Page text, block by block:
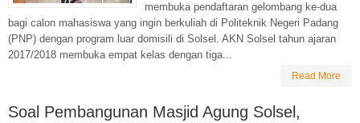
membuka pendaftaran gelombang ke-dua
bagi calon mahasiswa yang ingin berkuliah di Politeknik Negeri Padang
(PNP) dengan program luar domisili di Solsel. AKN Solsel tahun ajaran
2017/2018 membuka empat kelas dengan tiga...
Read More
Soal Pembangunan Masjid Agung Solsel,